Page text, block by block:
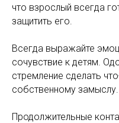
что взрослый всегда
защитить его.
Всегда выражайте
сочувствие к детям.
стремление сделать
собственному замыслу.
Продолжительные